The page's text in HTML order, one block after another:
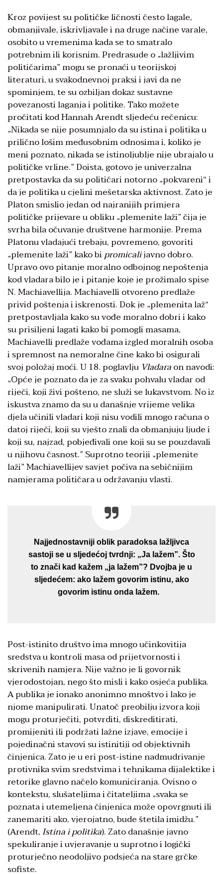
Kroz povijest su političke ličnosti često lagale,
obmanjivale, iskrivljavale i na druge načine varale,
osobito u vremenima kada se to smatralo
potrebnim ili korisnim. Predrasude o „lažljivim
političarima” mogu se pronaći u teorijskoj
literaturi, u svakodnevnoj praksi i javi da ne
spominjem, te su ozbiljan dokaz sustavne
povezanosti laganja i politike. Tako možete
pročitati kod Hannah Arendt sljedeću rečenicu:
„Nikada se nije posumnjalo da su istina i politika u
prilično lošim međusobnim odnosima i, koliko je
meni poznato, nikada se istinoljublje nije ubrajalo u
političke vrline.” Doista, gotovo je univerzalna
pretpostavka da su političari notorno „pokvareni“ i
da je politika u cjelini mešetarska aktivnost. Zato je
Platon smislio jedan od najranijih primjera
političke prijevare u obliku „plemenite laži” čija je
svrha bila očuvanje društvene harmonije. Prema
Platonu vladajući trebaju, povremeno, govoriti
„plemenite laži” kako bipromicalijavno dobro.
Upravo ovo pitanje moralno odbojnog nepoštenja
kod vladara bilo je i pitanje koje je prožimalo spise
N. Machiavellija. Machiavelli otvoreno predlaže
privid poštenja i iskrenosti. Dok je „plemenita laž“
pretpostavljala kako su vođe moralno dobri i kako
su prisiljeni lagati kako bi pomogli masama,
Machiavelli predlaže vođama izgled moralnih osoba
i spremnost na nemoralne čine kako bi osigurali
svoj položaj moći. U 18. poglavlju Vladaraon navodi:
„Opće je poznato da je za svaku pohvalu vladar od
riječi, koji živi pošteno, ne služi se lukavstvom. No iz
iskustva znamo da su u današnje vrijeme velika
djela učinili vladari koji nisu vodili mnogo računa o
datoj riječi, koji su vješto znali da obmanjuju ljude i
koji su, najzad, pobjeđivali one koji su se pouzdavali
u njihovu časnost.” Suprotno teoriji „plemenite
laži” Machiavellijev savjet počiva na sebičnijim
namjerama političara u održavanju vlasti.
Najjednostavniji oblik paradoksa lažljivca
sastoji se u sljedećoj tvrdnji: „Ja lažem”. Što
to znači kad kažem „ja lažem”? Dvojba je u
sljedećem: ako lažem govorim istinu, ako
govorim istinu onda lažem.
Post-istinito društvo ima mnogo učinkovitija
sredstva u kontroli masa od prijetvornosti i
skrivenih namjera. Nije važno je li govornik
vjerodostojan, nego što misli i kako osjeća publika.
A publika je ionako anonimno mnoštvo i lako je
njome manipulirati. Unatoč preobilju izvora koji
mogu proturječiti, potvrditi, diskreditirati,
promijeniti ili podržati lažne izjave, emocije i
pojedinačni stavovi su istinitiji od objektivnih
činjenica. Zato je u eri post-istine nadmudrivanje
protivnika svim sredstvima i tehnikama dijalektike i
retorike glavno načelo komuniciranja. Ovisno o
kontekstu, slušateljima i čitateljima „svaka se
poznata i utemeljena činjenica može opovrgnuti ili
zanemariti ako, vjerojatno, bude štetila imidžu.”
(Arendt,Istina i politika). Zato današnje javno
spekuliranje i uvjeravanje u suprotno i logički
proturječno neodoljivo podsjeća na stare grčke
sofiste.